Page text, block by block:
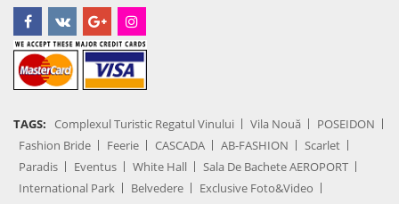
TAGS: Complexul Turistic Regatul Vinului Vila Nouă
POSEIDON
Fashion Bride
Feerie CASCADA AB-FASHION
Scarlet
Paradis
Eventus White Hall
Sala De Bachete AEROPORT
International Park
Belvedere
Exclusive Foto&Video